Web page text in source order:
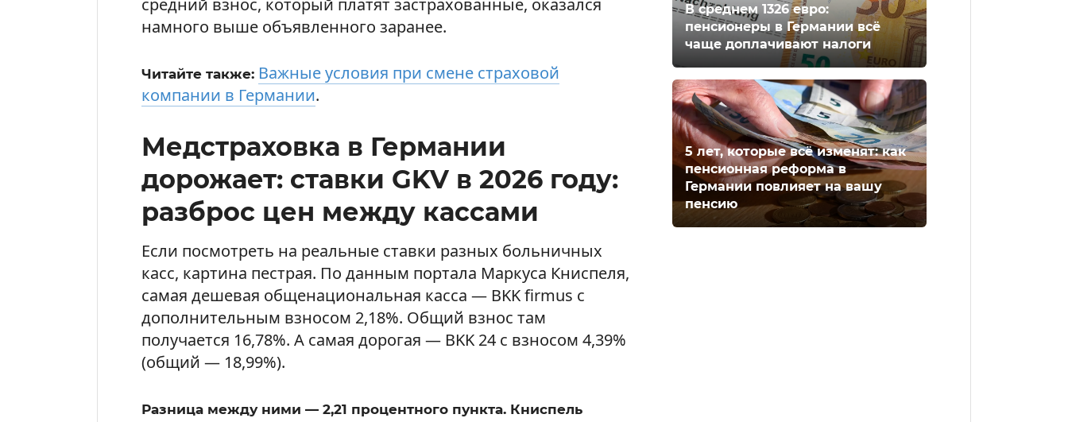
намного выше объявленного заранее.
Читайте также: Важные условия при смене страховой
компании в Германии.
Медстраховка в Германии
дорожает: ставки GKV в 2026 году:
разброс цен между кассами
Если посмотреть на реальные ставки разных больничных
касс, картина пестрая. По данным портала Маркуса Книспеля,
самая дешевая общенациональная касса — BKK firmus с
дополнительным взносом 2,18%. Общий взнос там
получается 16,78%. А самая дорогая — BKK 24 с взносом 4,39%
(общий — 18,99%).
Разница между ними — 2,21 процентного пункта. Книспель
В среднем 1326 евро:
пенсионеры в Германии всё
чаще доплачивают налоги
5 лет, которые всё изменят: как
пенсионная реформа в
Германии повлияет на вашу
пенсию